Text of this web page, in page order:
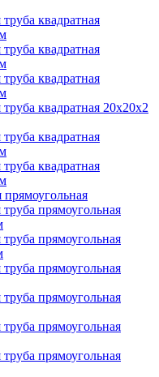
квадратная
квадратная
квадратная
квадратная 20х20х2
квадратная
квадратная
прямоугольная
прямоугольная
прямоугольная
прямоугольная
прямоугольная
прямоугольная